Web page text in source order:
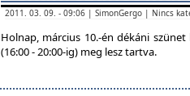
2011. 03. 09. - 09:06 | SimonGergo | Nincs
Holnap, március 10.-én dékáni
(16:00 - 20:00-ig) meg lesz tartva.